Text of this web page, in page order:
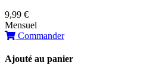
9,99 €
Mensuel
Commander
Ajouté au panier